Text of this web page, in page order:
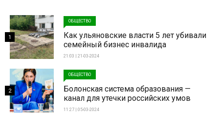
ОБЩЕСТВО
Как ульяновские власти 5 лет убивали
семейный бизнес инвалида
21:03 | 21-03-2024
1
ОБЩЕСТВО
Болонская система образования —
канал для утечки российских умов
11:27 | 05-03-2024
2